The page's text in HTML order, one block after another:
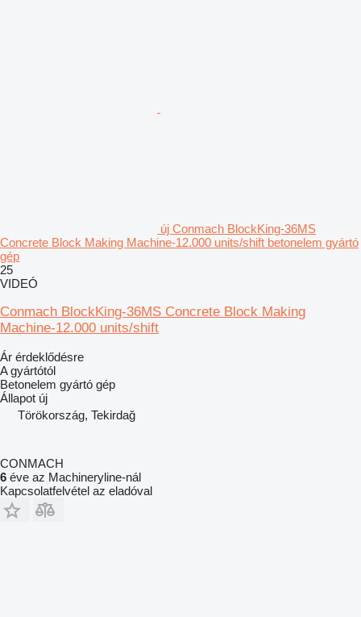
új Conmach BlockKing-36MS
Concrete Block Making Machine-12.000 units/shift betonelem gyártó
gép
25
VIDEÓ
Conmach BlockKing-36MS Concrete Block Making
Machine-12.000 units/shift
Ár érdeklődésre
A gyártótól
Betonelem gyártó gép
Állapot új
Törökország, Tekirdağ
CONMACH
6 éve az Machineryline-nál
Kapcsolatfelvétel az eladóval